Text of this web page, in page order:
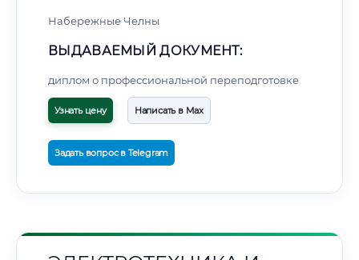
Набережные Челны
ВЫДАВАЕМЫЙ ДОКУМЕНТ:
диплом о профессиональной переподготовке
Узнать цену Написать в Max
Задать вопрос в Telegram